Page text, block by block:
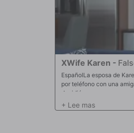
XWife Karen -
EspañolLa esposa de
por teléfono con una
decidió aparecer en su
programado la cita para
deportiva, él le indicó
momento, Karen lo